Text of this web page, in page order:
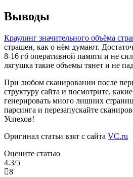
Выводы
Краулинг значительного объёма
страшен, как о нём думают.
8-16 гб оперативной памяти и не
лягушка такие объемы тянет и не
При любом сканировании после
структуру сайта и посмотрите,
генерировать много лишних
парсинга и перезапускайте
Успехов!
Оригинал статьи взят с сайта VC.ru
Оцените статью
4.3/5
8